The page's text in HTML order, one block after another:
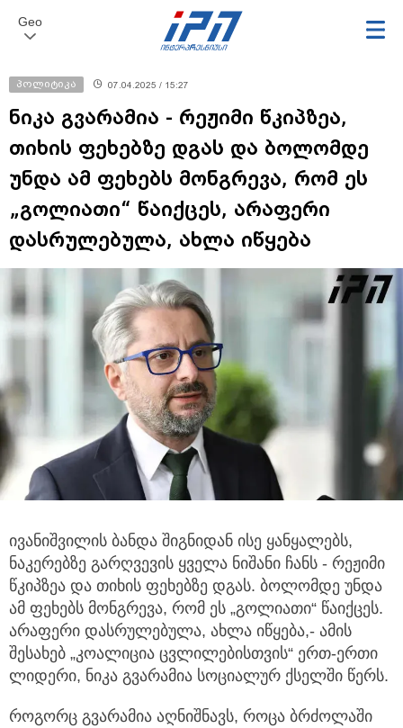
Geo
პოლიტიკა 07.04.2025 / 15:27
ნიკა გვარამია - რეჟიმი წკიპზეა,
თიხის ფეხებზე დგას და ბოლომდე
უნდა ამ ფეხებს მონგრევა, რომ ეს
„გოლიათი“ წაიქცეს, არაფერი
დასრულებულა, ახლა იწყება
ივანიშვილის ბანდა შიგნიდან ისე ყანყალებს,
ნაკერებზე გარღვევის ყველა ნიშანი ჩანს - რეჟიმი
წკიპზეა და თიხის ფეხებზე დგას. ბოლომდე უნდა
ამ ფეხებს მონგრევა, რომ ეს „გოლიათი“ წაიქცეს.
არაფერი დასრულებულა, ახლა იწყება,- ამის
შესახებ „კოალიცია ცვლილებისთვის“ ერთ-ერთი
ლიდერი, ნიკა გვარამია სოციალურ ქსელში წერს.
როგორც გვარამია აღნიშნავს, როცა ბრძოლაში